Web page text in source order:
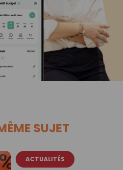
SUJET
ACTUALITÉS